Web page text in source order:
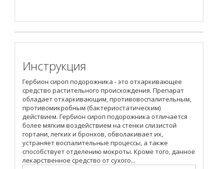
Инструкция
Гербион сироп подорожника - это отхаркивающее
средство растительного происхождения. Препарат
обладает отхаркивающим, противовоспалительным,
противомикробным (бактериостатическим)
действием. Гербион сироп подорожника отличается
более мягким воздействием на стенки слизистой
гортани, легких и бронхов, обволакивает их,
устраняет воспалительные процессы, а также
способствует отделению мокроты. Кроме того, данное
лекарственное средство от сухого...